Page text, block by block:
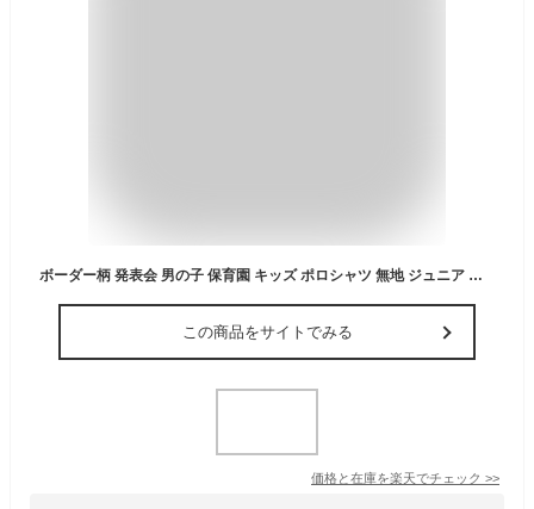
ボーダー柄 発表会 男の子 保育園 キッズ ポロシャツ 無地 ジュニア 長袖 綿 コットン 子供服 poloシャツ 幼稚園 小学生 ポロシャツ 通学 トップス 入園式 カジュアル フォーマル 中学生 冠婚葬祭 90 100 110 120 130
この商品をサイトでみる
価格と在庫を楽天でチェック >>